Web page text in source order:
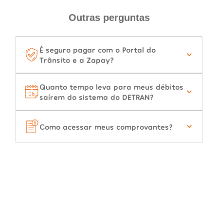
Outras perguntas
É seguro pagar com o Portal do
Trânsito e a Zapay?
Quanto tempo leva para meus débitos
saírem do sistema do DETRAN?
Como acessar meus comprovantes?